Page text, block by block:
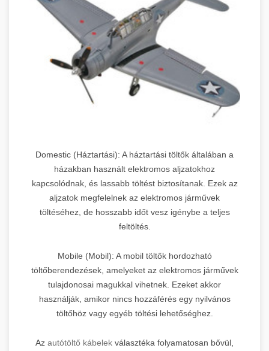
Domestic (Háztartási): A háztartási töltők általában a
házakban használt elektromos aljzatokhoz
kapcsolódnak, és lassabb töltést biztosítanak. Ezek az
aljzatok megfelelnek az elektromos járművek
töltéséhez, de hosszabb időt vesz igénybe a teljes
feltöltés.
Mobile (Mobil): A mobil töltők hordozható
töltőberendezések, amelyeket az elektromos járművek
tulajdonosai magukkal vihetnek. Ezeket akkor
használják, amikor nincs hozzáférés egy nyilvános
töltőhöz vagy egyéb töltési lehetőséghez.
Az autótöltő kábelek választéka folyamatosan bővül,